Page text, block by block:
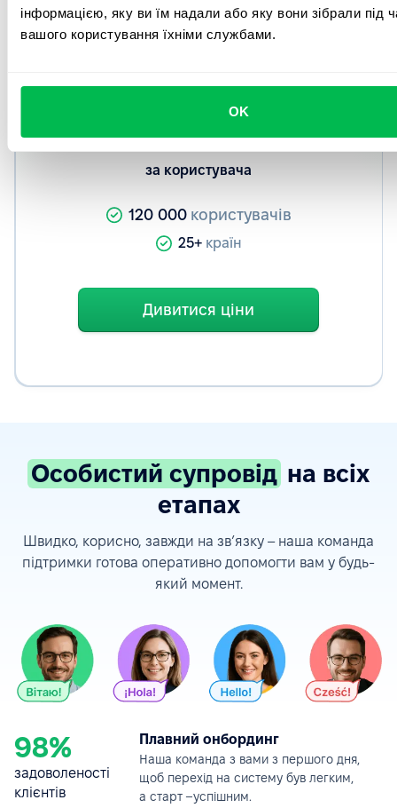
інформацією, яку ви їм надали або яку вони зібрали під
вашого користування їхніми службами.
OK
$2
за користувача
120 000 користувачів
25+ країн
Дивитися ціни
Особистий супровід на всіх
етапах
Швидко, корисно, завжди на зв’язку – наша команда
підтримки готова оперативно допомогти вам у будь-
який момент.
98%
задоволеності
клієнтів
Плавний онбординг
Наша команда з вами з першого дня,
щоб перехід на систему був легким,
а старт –успішним.